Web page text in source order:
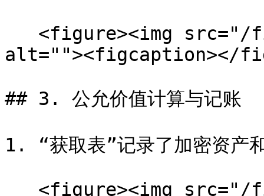
alt=""><figcaption></
## 3. 公允价值计算与记账
1. “获取表”记录了加密资产